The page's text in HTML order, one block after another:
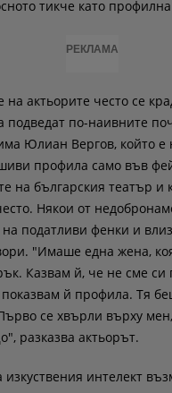
тикче като
РЕКЛАМА
на актьорите често се
подведат по-наивните
Юлиан Вергов, който
профила само във
на българския театър и
Някои от
податливи фенки и
"Имаше една жена,
Казвам й, че не сме
й профила. Тя
се хвърли върху
разказва актьорът.
изкуствения интелект